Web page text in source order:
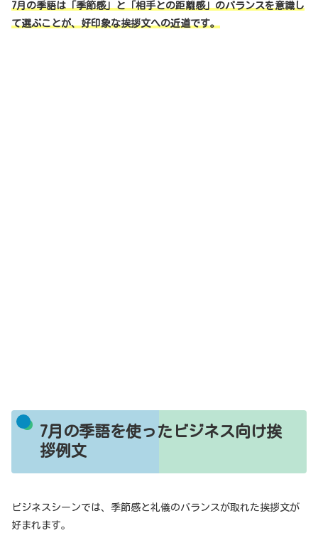
7月の季語は「季節感」と「相手との距離感」のバランスを意識し
て選ぶことが、好印象な挨拶文への近道です。
7月の季語を使ったビジネス向け挨
拶例文
ビジネスシーンでは、季節感と礼儀のバランスが取れた挨拶文が
好まれます。